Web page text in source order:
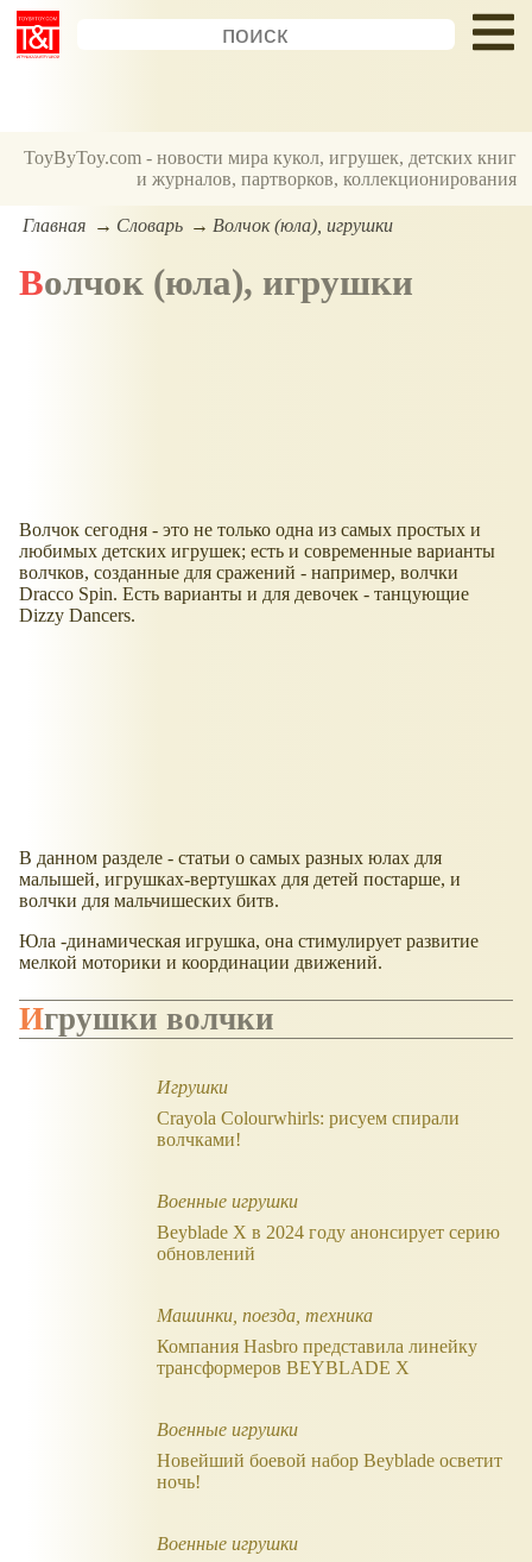
ToyByToy.com - новости мира кукол, игрушек, детских книг
и журналов, партворков, коллекционирования
Главная Словарь Волчок (юла), игрушки
Волчок (юла), игрушки
Волчок сегодня - это не только одна из самых простых и
любимых детских игрушек; есть и современные варианты
волчков, созданные для сражений - например, волчки
Dracco Spin. Есть варианты и для девочек - танцующие
Dizzy Dancers.
В данном разделе - статьи о самых разных юлах для
малышей, игрушках-вертушках для детей постарше, и
волчки для мальчишеских битв.
Юла -динамическая игрушка, она стимулирует развитие
мелкой моторики и координации движений.
Игрушки волчки
Игрушки
Crayola Colourwhirls: рисуем спирали
волчками!
Военные игрушки
Beyblade X в 2024 году анонсирует серию
обновлений
Машинки, поезда, техника
Компания Hasbro представила линейку
трансформеров BEYBLADE X
Военные игрушки
Новейший боевой набор Beyblade осветит
ночь!
Военные игрушки